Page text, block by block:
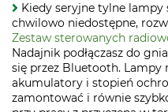
Kiedy seryjne tylne lampy
chwilowo niedostępne,
Zestaw sterowanych
Nadajnik podłączasz do
się przez Bluetooth. Lampy
akumulatory i stopień
zamontować i równie